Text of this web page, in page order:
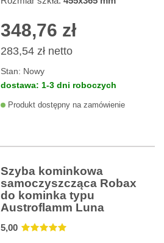
348,76 zł
283,54 zł netto
Stan: Nowy
dostawa: 1-3 dni roboczych
Produkt dostępny na zamówienie
Szyba kominkowa
samoczyszcząca Robax
do kominka typu
Austroflamm Luna
5,00